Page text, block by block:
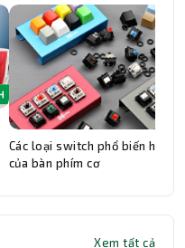
Các loại switch phổ biến hiện
của bàn phím cơ
Xem tất cả